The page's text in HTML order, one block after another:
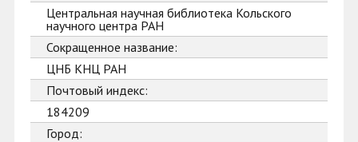
Центральная научная библиотека Кольского
научного центра РАН
Сокращенное название:
ЦНБ КНЦ РАН
Почтовый индекс:
184209
Город: